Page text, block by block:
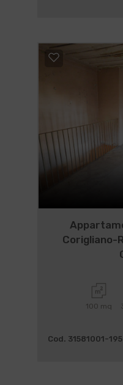
Corigliano-
100 mq
Cod. 31581001-